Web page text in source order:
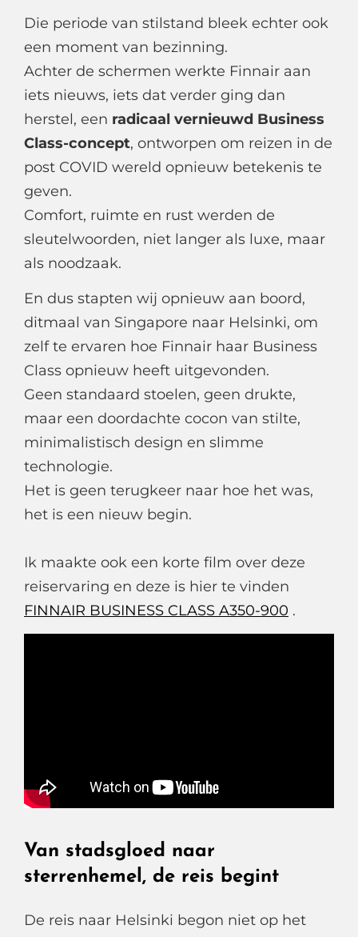
Die periode van stilstand bleek echter ook
een moment van bezinning.
Achter de schermen werkte Finnair aan
iets nieuws, iets dat verder ging dan
herstel, een radicaal vernieuwd Business
Class-concept, ontworpen om reizen in de
post COVID wereld opnieuw betekenis te
geven.
Comfort, ruimte en rust werden de
sleutelwoorden, niet langer als luxe, maar
als noodzaak.
En dus stapten wij opnieuw aan boord,
ditmaal van Singapore naar Helsinki, om
zelf te ervaren hoe Finnair haar Business
Class opnieuw heeft uitgevonden.
Geen standaard stoelen, geen drukte,
maar een doordachte cocon van stilte,
minimalistisch design en slimme
technologie.
Het is geen terugkeer naar hoe het was,
het is een nieuw begin.
Ik maakte ook een korte film over deze
reiservaring en deze is hier te vinden
FINNAIR BUSINESS CLASS A350-900 .
Van stadsgloed naar
sterrenhemel, de reis begint
De reis naar Helsinki begon niet op het